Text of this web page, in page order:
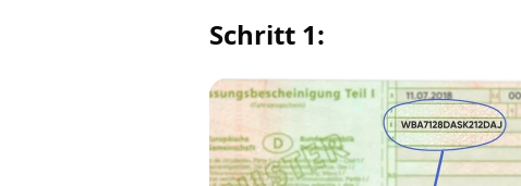
Schritt 1: